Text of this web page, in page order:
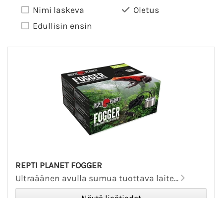
Nimi laskeva
Edullisin ensin
Oletus
REPTI PLANET FOGGER
Ultraäänen avulla sumua tuottava laite...